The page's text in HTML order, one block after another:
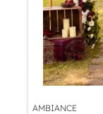
AMBIANCE